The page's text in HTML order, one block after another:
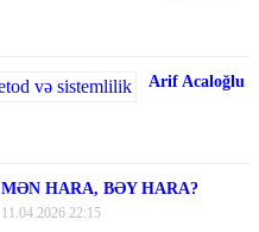
Arif Acaloğlu
MƏN HARA, BƏY HARA?
11.04.2026 22:15